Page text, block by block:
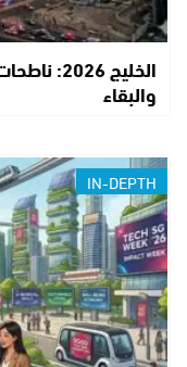
الخليج
والبقاء
IN-DEPTH